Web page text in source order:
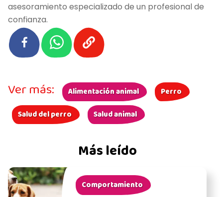
asesoramiento especializado de un profesional de
confianza.
Más leído
Comportamiento
Ver más: Alimentación animal
Perro
Salud del perro
Salud animal